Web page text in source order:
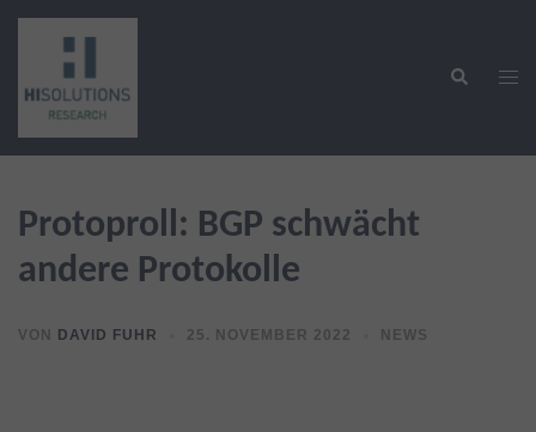
Zum
springen
Suche
Protoproll: BGP schwächt
andere Protokolle
VON DAVID FUHR 25. NOVEMBER 2022 NEWS